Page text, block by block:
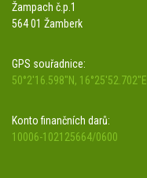
Žampach č.p.1
564 01 Žamberk
GPS souřadnice:
50°2'16.598"N, 16°25'52.702"E
Konto finančních darů:
10006-102125664/0600